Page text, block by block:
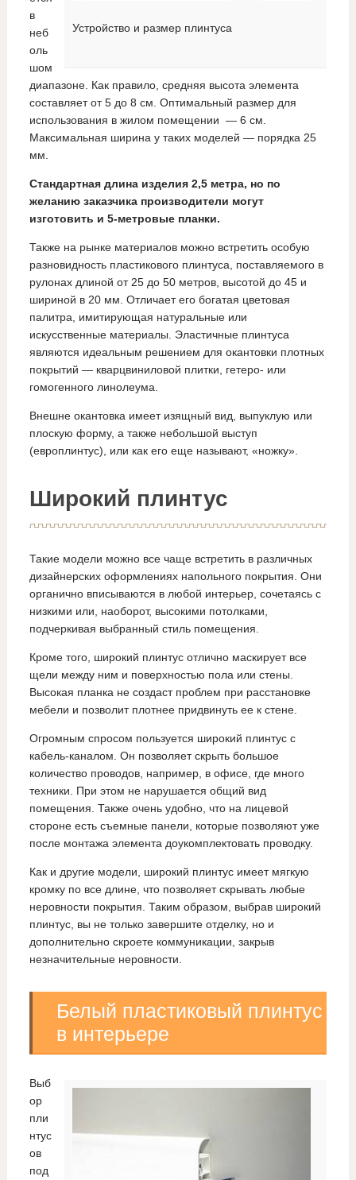
Устройство и размер плинтуса
в
неб
оль
шом
диапазоне. Как правило, средняя высота элемента
составляет от 5 до 8 см. Оптимальный размер для
использования в жилом помещении — 6 см.
Максимальная ширина у таких моделей — порядка 25
мм.
Стандартная длина изделия 2,5 метра, но по
желанию заказчика производители могут
изготовить и 5-метровые планки.
Также на рынке материалов можно встретить особую
разновидность пластикового плинтуса, поставляемого в
рулонах длиной от 25 до 50 метров, высотой до 45 и
шириной в 20 мм. Отличает его богатая цветовая
палитра, имитирующая натуральные или
искусственные материалы. Эластичные плинтуса
являются идеальным решением для окантовки плотных
покрытий — кварцвиниловой плитки, гетеро- или
гомогенного линолеума.
Внешне окантовка имеет изящный вид, выпуклую или
плоскую форму, а также небольшой выступ
(европлинтус), или как его еще называют, «ножку».
Широкий плинтус
Такие модели можно все чаще встретить в различных
дизайнерских оформлениях напольного покрытия. Они
органично вписываются в любой интерьер, сочетаясь с
низкими или, наоборот, высокими потолками,
подчеркивая выбранный стиль помещения.
Кроме того, широкий плинтус отлично маскирует все
щели между ним и поверхностью пола или стены.
Высокая планка не создаст проблем при расстановке
мебели и позволит плотнее придвинуть ее к стене.
Огромным спросом пользуется широкий плинтус с
кабель-каналом. Он позволяет скрыть большое
количество проводов, например, в офисе, где много
техники. При этом не нарушается общий вид
помещения. Также очень удобно, что на лицевой
стороне есть съемные панели, которые позволяют уже
после монтажа элемента доукомплектовать проводку.
Как и другие модели, широкий плинтус имеет мягкую
кромку по все длине, что позволяет скрывать любые
неровности покрытия. Таким образом, выбрав широкий
плинтус, вы не только завершите отделку, но и
дополнительно скроете коммуникации, закрыв
незначительные неровности.
Белый пластиковый плинтус
в интерьере
Выб
ор
пли
нтус
ов
под